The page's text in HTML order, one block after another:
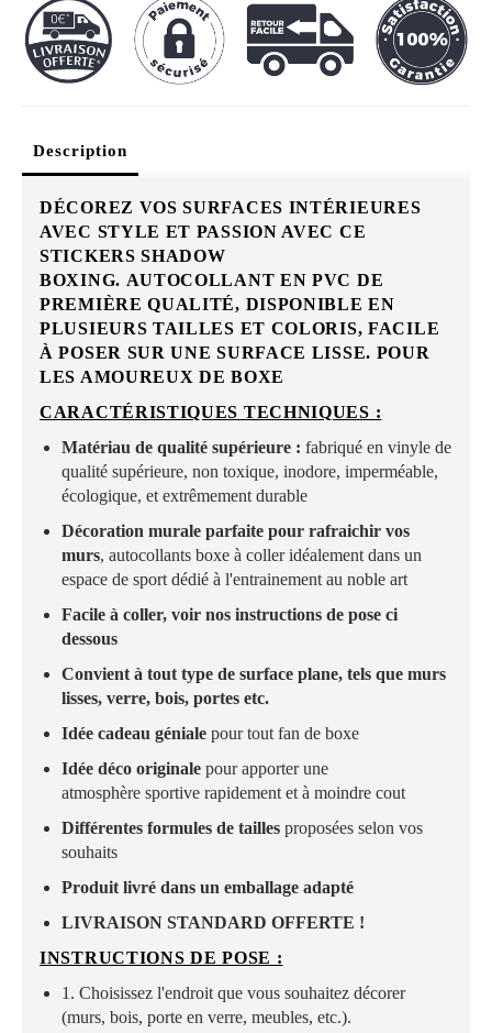
Description
DÉCOREZ VOS SURFACES INTÉRIEURES
AVEC STYLE ET PASSION AVEC CE
STICKERS SHADOW
BOXING. AUTOCOLLANT EN PVC DE
PREMIÈRE QUALITÉ, DISPONIBLE EN
PLUSIEURS TAILLES ET COLORIS, FACILE
À POSER SUR UNE SURFACE LISSE. POUR
LES AMOUREUX DE BOXE
CARACTÉRISTIQUES TECHNIQUES :
Matériau de qualité supérieure : fabriqué en vinyle de
qualité supérieure, non toxique, inodore, imperméable,
écologique, et extrêmement durable
Décoration murale parfaite pour rafraichir vos
murs, autocollants boxe à coller idéalement dans un
espace de sport dédié à l'entrainement au noble art
Facile à coller, voir nos instructions de pose ci
dessous
Convient à tout type de surface plane, tels que murs
lisses, verre, bois, portes etc.
Idée cadeau géniale pour tout fan de boxe
Idée déco originale pour apporter une
atmosphère sportive rapidement et à moindre cout
Différentes formules de tailles proposées selon vos
souhaits
Produit livré dans un emballage adapté
LIVRAISON STANDARD OFFERTE !
INSTRUCTIONS DE POSE :
1. Choisissez l'endroit que vous souhaitez décorer
(murs, bois, porte en verre, meubles, etc.).